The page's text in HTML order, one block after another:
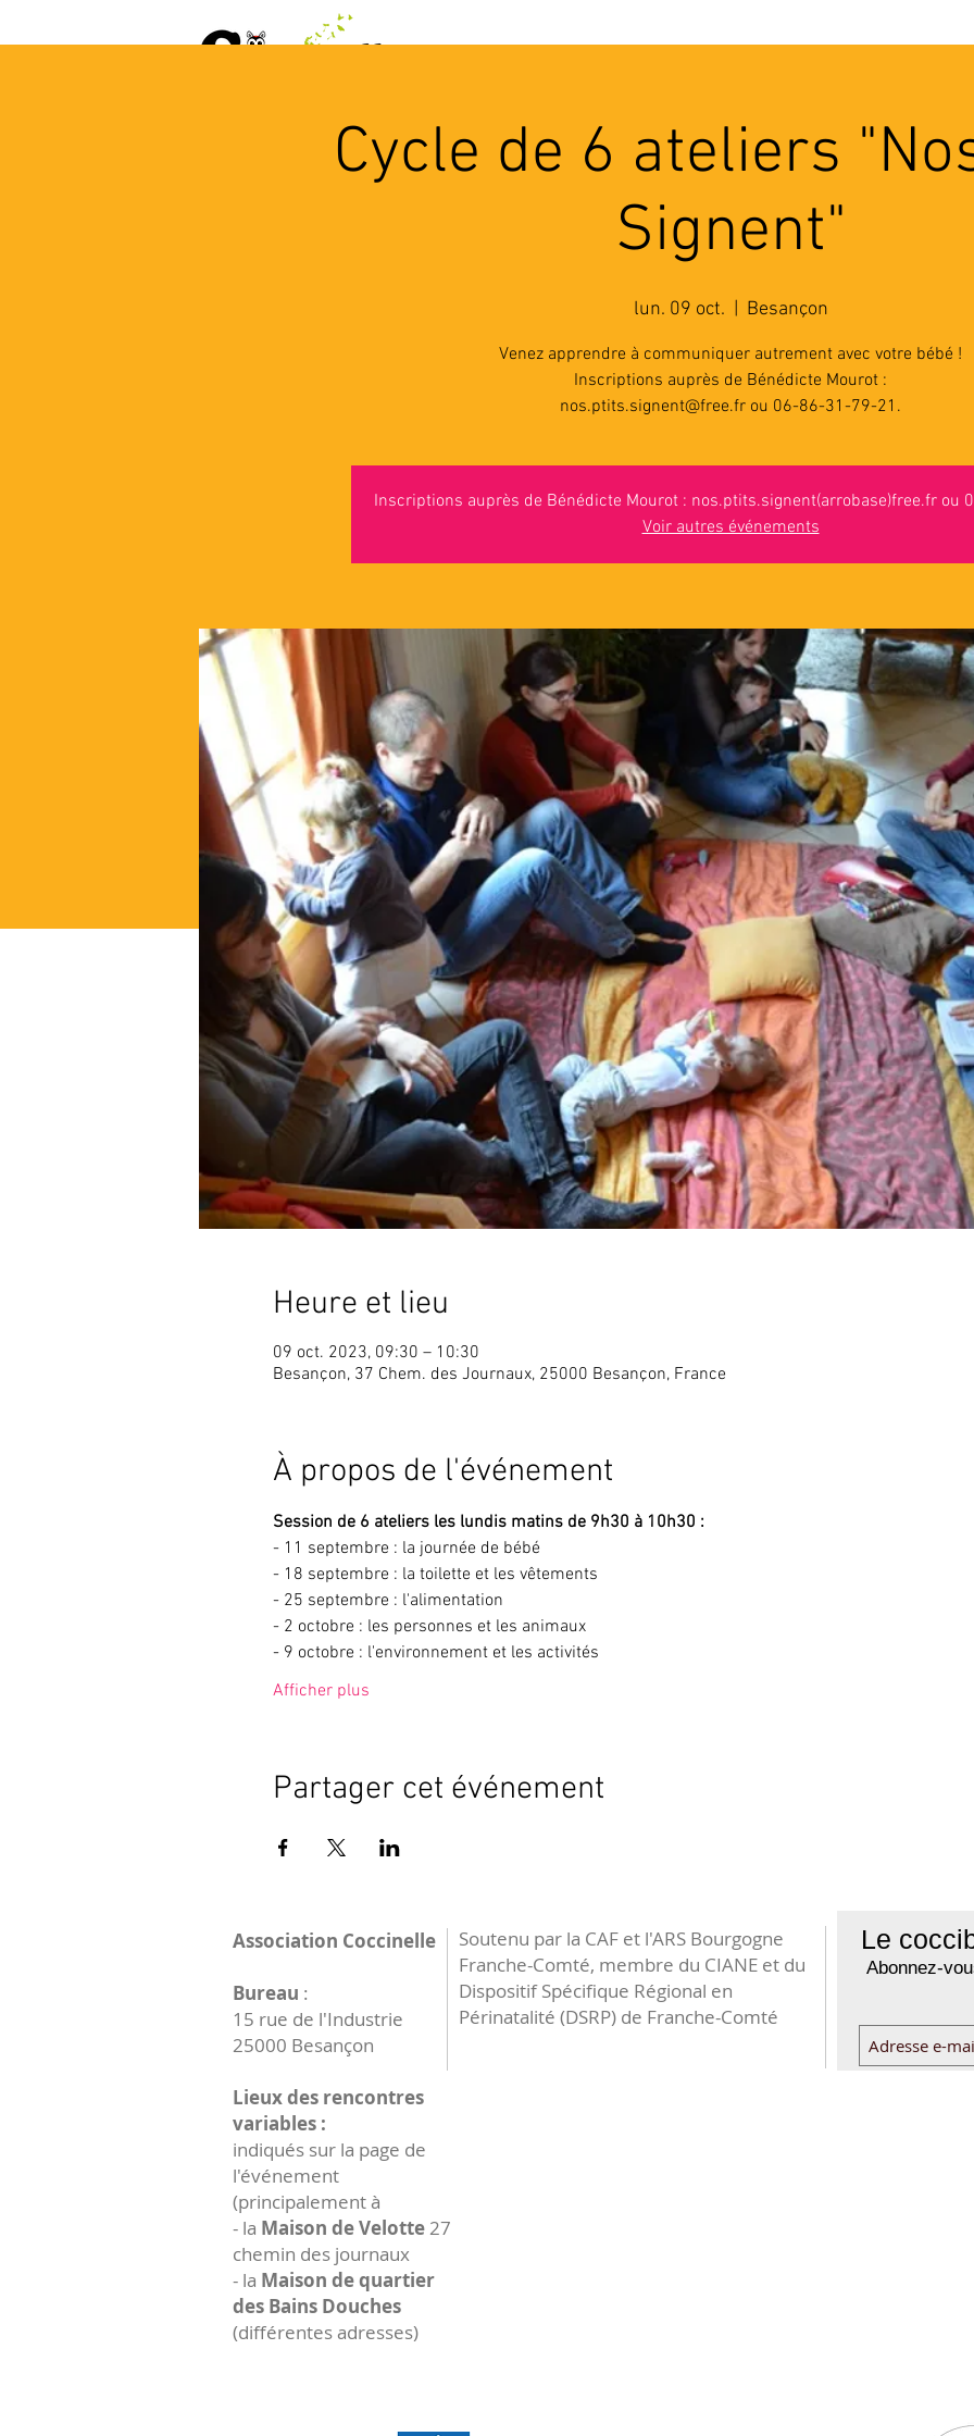
Cycle de 6 ateliers
Signent"
lun. 09 oct. Besançon
Venez apprendre à communiquer autrement avec votre bébé !
Inscriptions auprès de Bénédicte Mourot :
nos.ptits.signent@free.fr ou 06-86-31-79-21.
Inscriptions auprès de Bénédicte Mourot : nos.ptits.signent(arrobase)free.fr ou
Voir autres événements
Heure et lieu
09 oct. 2023, 09:30 – 10:30
Besançon, 37 Chem. des Journaux, 25000 Besançon, France
À propos de l'événement
Session de 6 ateliers les lundis matins de 9h30 à 10h30 :
- 11 septembre : la journée de bébé
- 18 septembre : la toilette et les vêtements
- 25 septembre : l'alimentation
- 2 octobre : les personnes et les animaux
- 9 octobre : l'environnement et les activités
Afficher plus
Partager cet événement
Le
Abonnez-
Association Coccinelle
Bureau :
15 rue de l'Industrie
25000 Besançon
Lieux des rencontres
variables :
indiqués sur la page de
l'événement
(principalement à
- la Maison de Velotte27
chemin des journaux
- la Maison de quartier
des Bains Douches
(différentes adresses)
Soutenu par la CAF et l'ARS Bourgogne
Franche-Comté, membre du CIANE et du
Dispositif Spécifique Régional en
Périnatalité (DSRP) de Franche-Comté